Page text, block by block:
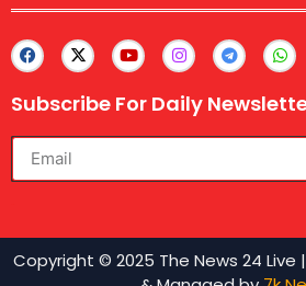
Subscribe For Daily
Copyright © 2025 The News 24 Live